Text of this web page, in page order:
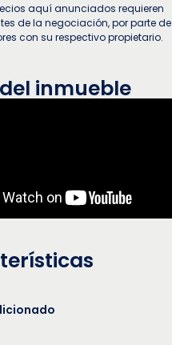
aquí anunciados requieren
de la negociación, por parte de
con su respectivo propietario.
inmueble